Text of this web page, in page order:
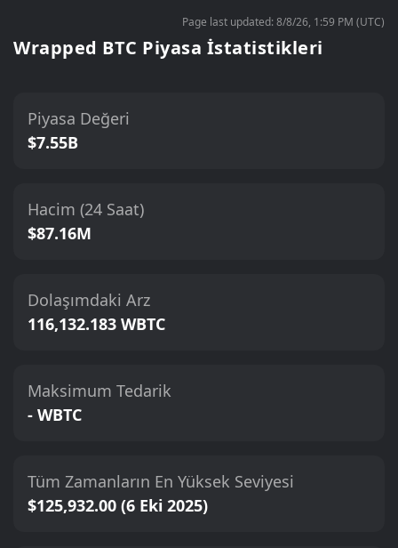
Page last updated: 8/8/26, 1:59 PM (UTC)
Wrapped BTC Piyasa İstatistikleri
Piyasa Değeri
$7.55B
Hacim (24 Saat)
$87.16M
Dolaşımdaki Arz
116,132.183 WBTC
Maksimum Tedarik
- WBTC
Tüm Zamanların En Yüksek Seviyesi
$125,932.00 (6 Eki 2025)